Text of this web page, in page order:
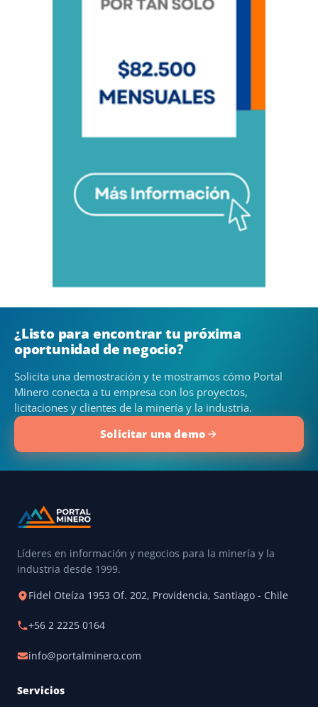
¿Listo para encontrar tu próxima
oportunidad de negocio?
Solicita una demostración y te mostramos cómo Portal
Minero conecta a tu empresa con los proyectos,
licitaciones y clientes de la minería y la industria.
Solicitar una demo
Líderes en información y negocios para la minería y la
industria desde 1999.
Fidel Oteíza 1953 Of. 202, Providencia, Santiago - Chile
+56 2 2225 0164
info@portalminero.com
Servicios